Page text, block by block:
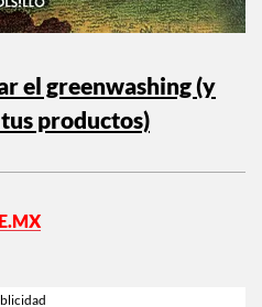
el greenwashing (y
productos)